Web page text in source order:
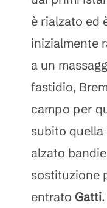
è rialzato ed
inizialmente
a un
fastidio,
campo per
subito
alzato
sostituzione
entrato Gatti